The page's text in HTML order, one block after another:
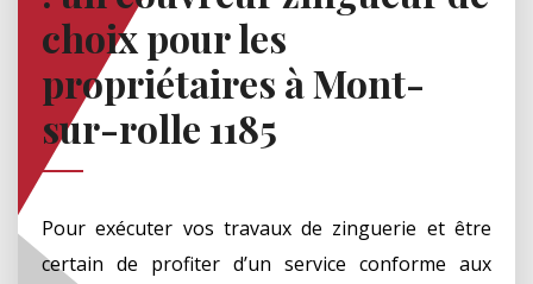
choix pour les
propriétaires à Mont-
sur-rolle 1185
Pour exécuter vos travaux de zinguerie et être
certain de profiter d’un service conforme aux